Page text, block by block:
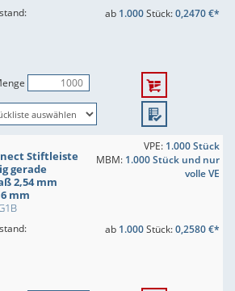
ab 1.000Stück:0,2470 €*
Stiftleiste
gerade
2,54 mm
mm
VPE: 1.000 Stück
MBM: 1.000 Stück und nur
volle VE
ab 1.000Stück:0,2580 €*